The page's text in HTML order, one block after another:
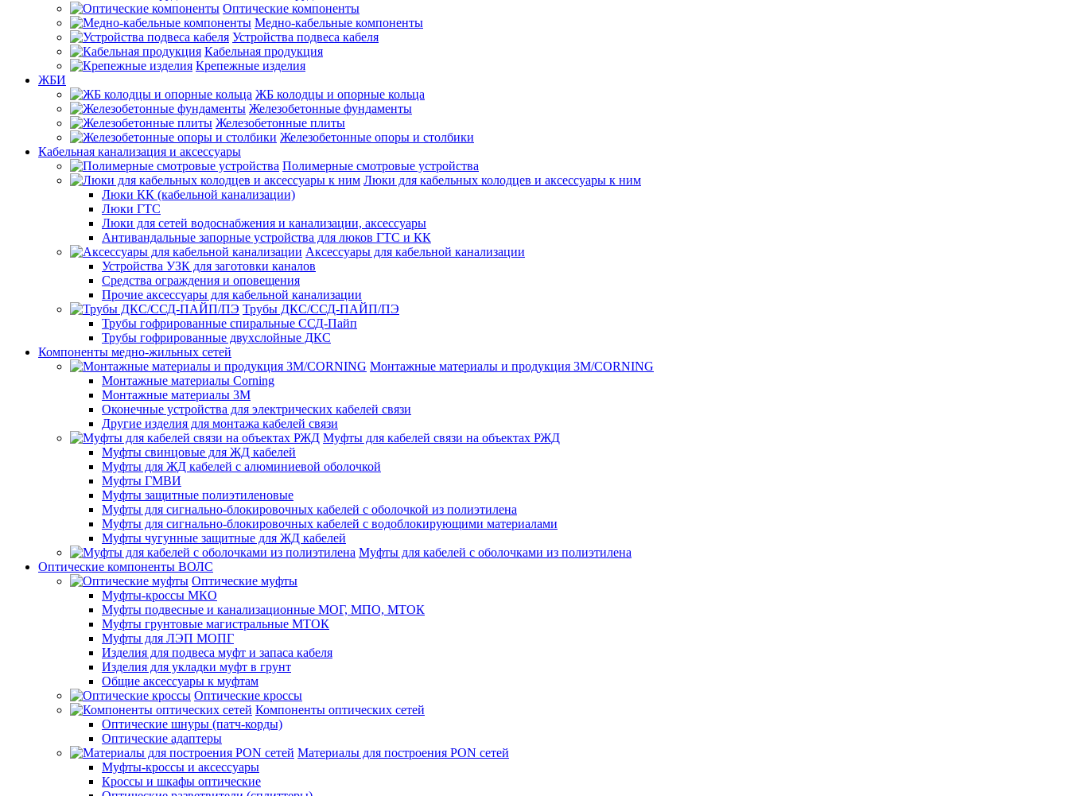
Оптические компоненты
Медно-кабельные компоненты
Устройства подвеса кабеля
Кабельная продукция
Крепежные изделия
ЖБИ
ЖБ колодцы и опорные кольца
Железобетонные фундаменты
Железобетонные плиты
Железобетонные опоры и столбики
Кабельная канализация и аксессуары
Полимерные смотровые устройства
Люки для кабельных колодцев и аксессуары к ним
Люки КК (кабельной канализации)
Люки ГТС
Люки для сетей водоснабжения и канализации, аксессуары
Антивандальные запорные устройства для люков ГТС и КК
Аксессуары для кабельной канализации
Устройства УЗК для заготовки каналов
Средства ограждения и оповещения
Прочие аксессуары для кабельной канализации
Трубы ДКС/ССД-ПАЙП/ПЭ
Трубы гофрированные спиральные ССД-Пайп
Трубы гофрированные двухслойные ДКС
Компоненты медно-жильных сетей
Монтажные материалы и продукция 3M/CORNING
Монтажные материалы Corning
Монтажные материалы 3M
Оконечные устройства для электрических кабелей связи
Другие изделия для монтажа кабелей связи
Муфты для кабелей связи на объектах РЖД
Муфты свинцовые для ЖД кабелей
Муфты для ЖД кабелей с алюминиевой оболочкой
Муфты ГМВИ
Муфты защитные полиэтиленовые
Муфты для сигнально-блокировочных кабелей с оболочкой из полиэтилена
Муфты для сигнально-блокировочных кабелей с водоблокирующими материалами
Муфты чугунные защитные для ЖД кабелей
Муфты для кабелей с оболочками из полиэтилена
Оптические компоненты ВОЛС
Оптические муфты
Муфты-кроссы МКО
Муфты подвесные и канализационные МОГ, МПО, МТОК
Муфты грунтовые магистральные МТОК
Муфты для ЛЭП МОПГ
Изделия для подвеса муфт и запаса кабеля
Изделия для укладки муфт в грунт
Общие аксессуары к муфтам
Оптические кроссы
Компоненты оптических сетей
Оптические шнуры (патч-корды)
Оптические адаптеры
Материалы для построения PON сетей
Муфты-кроссы и аксессуары
Кроссы и шкафы оптические